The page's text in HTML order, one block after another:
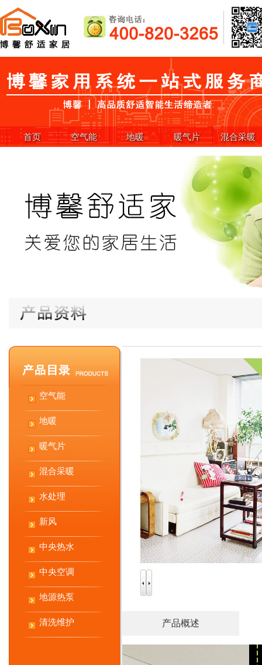
首页 空气能 地暖 暖气片 混合采暖
空气能
地暖
暖气片
混合采暖
水处理
新风
中央热水
中央空调
地源热泵
清洗维护 产品概述